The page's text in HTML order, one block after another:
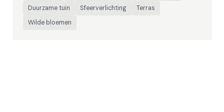
Duurzame tuin
Sfeerverlichting
Terras
Wilde bloemen